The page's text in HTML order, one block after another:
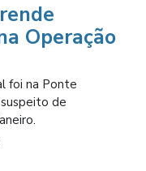
Operação
foi na Ponte
de